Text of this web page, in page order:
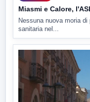
Miasmi e Calore,
Nessuna nuova moria
sanitaria nel...